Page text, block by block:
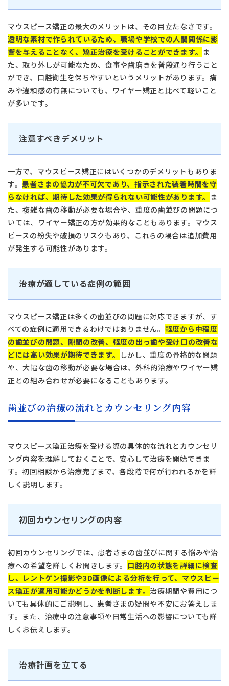
054-252-8148
14:30〜18:00
日本歯科名古屋
052-433-2050
月火水金土 10:00〜13:30 /
14:30〜18:00
Close
日本歯科名古屋
静岡歯科
マウスピース矯正の最大のメリットは、その目立たなさです。
透明な素材で作られているため、職場や学校での人間関係に影
響を与えることなく、矯正治療を受けることができます。 ま
た、取り外しが可能なため、食事や歯磨きを普段通り行うこと
ができ、口腔衛生を保ちやすいというメリットがあります。痛
みや違和感の有無についても、ワイヤー矯正と比べて軽いこと
が多いです。
注意すべきデメリット
一方で、マウスピース矯正にはいくつかのデメリットもありま
す。 患者さまの協力が不可欠であり、指示された装着時間を守
らなければ、期待した効果が得られない可能性があります。 ま
た、複雑な歯の移動が必要な場合や、重度の歯並びの問題につ
いては、ワイヤー矯正の方が効果的なこともあります。マウス
ピースの紛失や破損のリスクもあり、これらの場合は追加費用
が発生する可能性があります。
治療が適している症例の範囲
マウスピース矯正は多くの歯並びの問題に対応できますが、す
べての症例に適用できるわけではありません。 軽度から中程度
の歯並びの問題、隙間の改善、軽度の出っ歯や受け口の改善な
どには高い効果が期待できます。
しかし、重度の骨格的な問題
や、大幅な歯の移動が必要な場合は、外科的治療やワイヤー矯
正との組み合わせが必要になることもあります。
歯並びの治療の流れとカウンセリング内容
マウスピース矯正治療を受ける際の具体的な流れとカウンセリ
ング内容を理解しておくことで、安心して治療を開始できま
す。初回相談から治療完了まで、各段階で何が行われるかを詳
しく説明します。
初回カウンセリングの内容
初回カウンセリングでは、患者さまの歯並びに関する悩みや治
療への希望を詳しくお聞きします。 口腔内の状態を詳細に検査
し、レントゲン撮影や3D画像による分析を行って、マウスピー
ス矯正が適用可能かどうかを判断します。治療期間や費用につ
いても具体的にご説明し、患者さまの疑問や不安にお答えしま
す。また、治療中の注意事項や日常生活への影響についても詳
しくお伝えします。
治療計画を立てる